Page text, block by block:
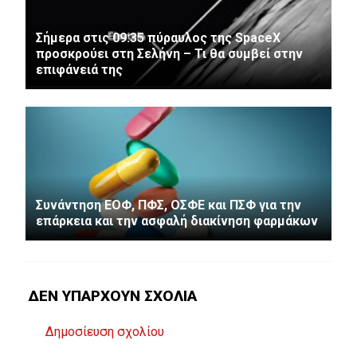
Σήμερα στις 09:35 πύραυλος της SpaceX
προσκρούει στη Σελήνη – Τι θα συμβεί στην
επιφάνειά της
Συνάντηση ΕΟΦ, ΠΦΣ, ΟΣΦΕ και ΠΣΦ για την
επάρκεια και την ασφαλή διακίνηση φαρμάκων
ΔΕΝ ΥΠΆΡΧΟΥΝ ΣΧΌΛΙΑ
Δημοσίευση σχολίου